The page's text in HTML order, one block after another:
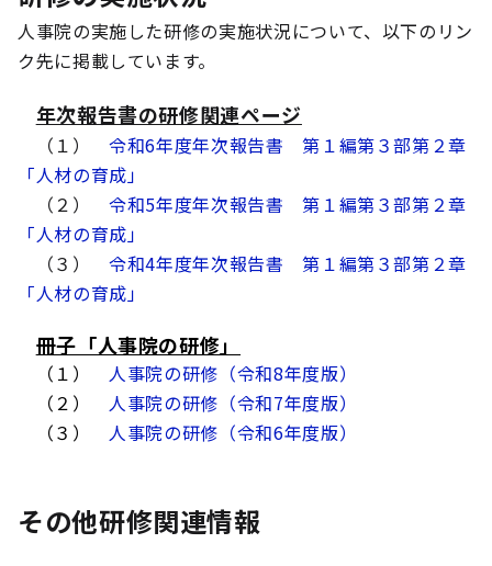
人事院の実施した研修の実施状況について、以下のリン
ク先に掲載しています。
年次報告書の研修関連ページ
（１）令和6年度年次報告書 第１編第３部第２章
「人材の育成」
（２）令和5年度年次報告書 第１編第３部第２章
「人材の育成」
（３）令和4年度年次報告書 第１編第３部第２章
「人材の育成」
冊子「人事院の研修」
​ （１） 人事院の研修（令和8年度版）
（２） 人事院の研修（令和7年度版）
（３） 人事院の研修（令和6年度版）
その他研修関連情報